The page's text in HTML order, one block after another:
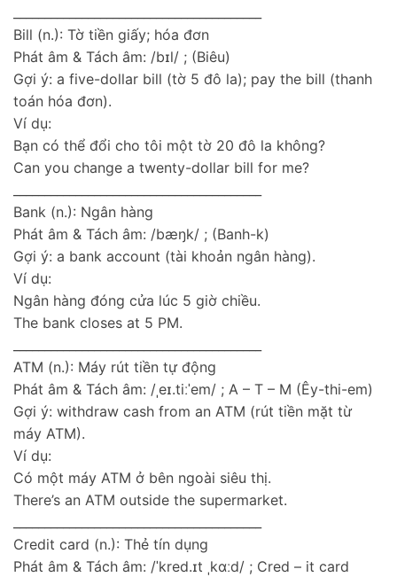
Bill (n.): Tờ tiền giấy; hóa đơn
Phát âm & Tách âm: /bɪl/ ; (Biêu)
Gợi ý: a five-dollar bill (tờ 5 đô la); pay the bill (thanh
toán hóa đơn).
Ví dụ:
Bạn có thể đổi cho tôi một tờ 20 đô la không?
Can you change a twenty-dollar bill for me?
Bank (n.): Ngân hàng
Phát âm & Tách âm: /bæŋk/ ; (Banh-k)
Gợi ý: a bank account (tài khoản ngân hàng).
Ví dụ:
Ngân hàng đóng cửa lúc 5 giờ chiều.
The bank closes at 5 PM.
ATM (n.): Máy rút tiền tự động
Phát âm & Tách âm: /ˌeɪ.tiːˈem/ ; A – T – M (Êy-thi-em)
Gợi ý: withdraw cash from an ATM (rút tiền mặt từ
máy ATM).
Ví dụ:
Có một máy ATM ở bên ngoài siêu thị.
There’s an ATM outside the supermarket.
Credit card (n.): Thẻ tín dụng
Phát âm & Tách âm: /ˈkred.ɪt ˌkɑːd/ ; Cred – it card